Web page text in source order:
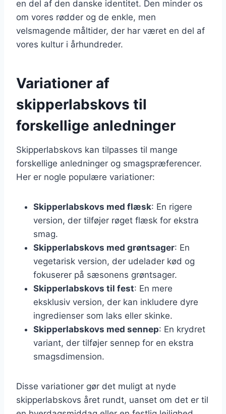
en del af den danske identitet. Den minder os
om vores rødder og de enkle, men
velsmagende måltider, der har været en del af
vores kultur i århundreder.
Variationer af
skipperlabskovs til
forskellige anledninger
Skipperlabskovs kan tilpasses til mange
forskellige anledninger og smagspræferencer.
Her er nogle populære variationer:
Skipperlabskovs med flæsk: En rigere
version, der tilføjer røget flæsk for ekstra
smag.
Skipperlabskovs med grøntsager: En
vegetarisk version, der udelader kød og
fokuserer på sæsonens grøntsager.
Skipperlabskovs til fest: En mere
eksklusiv version, der kan inkludere dyre
ingredienser som laks eller skinke.
Skipperlabskovs med sennep: En krydret
variant, der tilføjer sennep for en ekstra
smagsdimension.
Disse variationer gør det muligt at nyde
skipperlabskovs året rundt, uanset om det er til